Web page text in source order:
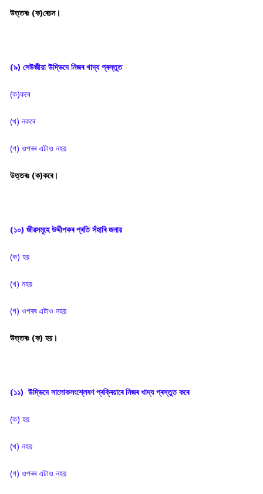
উত্তৰঃ (ক)ৰেচন।
(৯) সেউজীয়া উদ্ভিদে নিজৰ খাদ্য প্ৰস্তুত
(ক)কৰে
(খ) নকৰে
(গ) ওপৰৰ এটাও নহয়
উত্তৰঃ (ক)কৰে।
(১০) জীৱসমূহে উদ্দীপকৰ প্ৰতি সঁহাৰি জনায়
(ক) হয়
(খ) নহয়
(গ) ওপৰৰ এটাও নহয়
উত্তৰঃ (ক) হয়।
(১১) উদ্ভিদে সালোকসংশ্লেষণ প্ৰক্ৰিয়াৰে নিজৰ খাদ্য প্ৰস্তুত কৰে
(ক) হয়
(খ) নহয়
(গ) ওপৰৰ এটাও নহয়